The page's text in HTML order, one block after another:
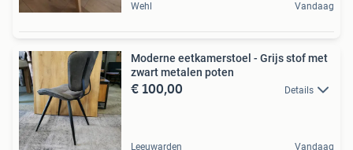
Wehl Vandaag
Moderne eetkamerstoel - Grijs stof met
zwart metalen poten
€ 100,00 Details
Leeuwarden Vandaag